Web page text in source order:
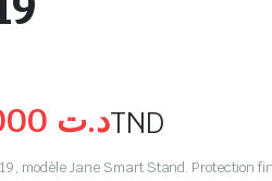
د.تTND
modèle Jane Smart Stand. Protection